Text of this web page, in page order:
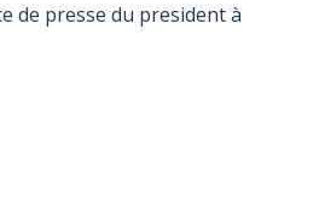
de presse du president à